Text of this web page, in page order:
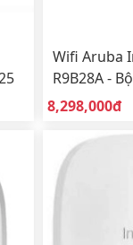
Wifi Aruba
R9B28A -
Wifi 6 sử
Giá bán:
8,298,000đ